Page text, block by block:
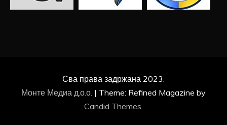
Сва права задржана 2023.
Монте Медиа д.о.о. | Theme: Refined Magazine by
Candid Themes.